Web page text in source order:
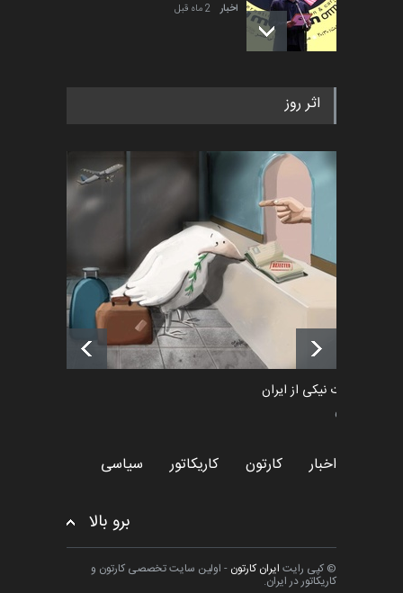
اخبار 2 ماه قبل
به یاد اردوغان باشول (۱۹۳۶–
اخبار 2 ماه قبل
رویداد کارگاهی کارتون و پوستر
«ایران سربلند» به ا…
اخبار 6 ماه قبل
فراخوان رویداد کارگاهی کارتون و
پوستر "ایران سربل…
اخبار 6 ماه قبل
اثر روز
طراوت نیکی از ایران
سیاسی
اخبار کارتون کاریکاتور سیاسی
برو بالا
© کپی رایت ایران کارتون - اولین سایت تخصصی کارتون و
کاریکاتور در ایران.